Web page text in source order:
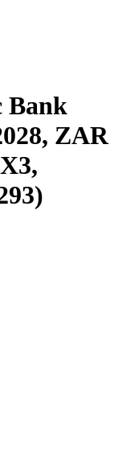
Bank
ZAR